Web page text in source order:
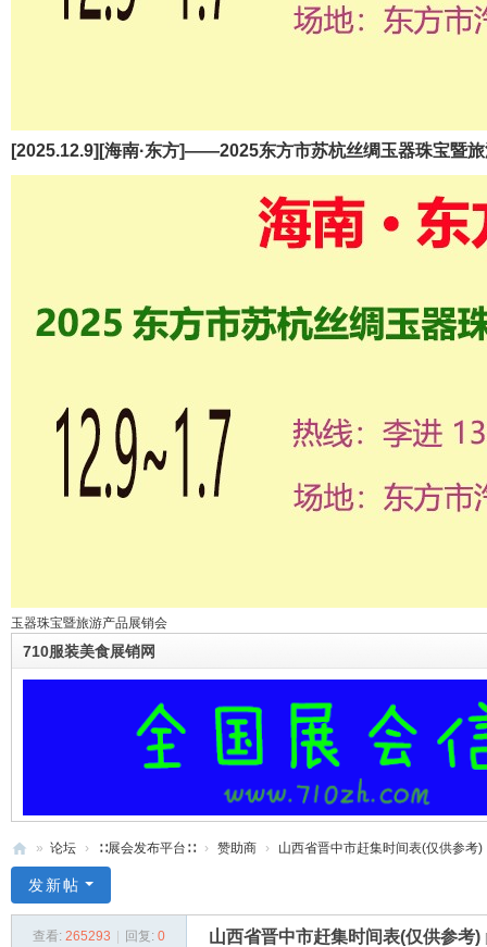
[2025.12.9][海南·东方]——2025东方市苏杭丝绸玉器珠宝暨
玉器珠宝暨旅游产品展销会
710服装美食展销网
0
» 论坛 › ∷展会发布平台∷ › 赞助商 › 山西省晋中市赶集时间表(仅供参考)
发新帖
查看: 265293 | 回复: 0 山西省晋中市赶集时间表(仅供参考)